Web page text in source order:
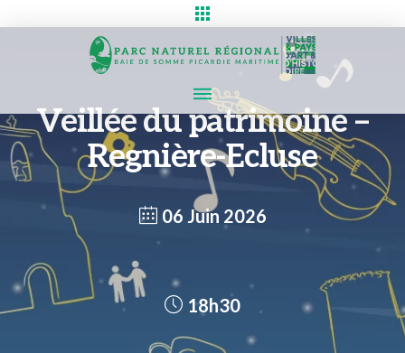
Veillée du patrimoine –
Regnière-Ecluse
06 Juin 2026
18h30